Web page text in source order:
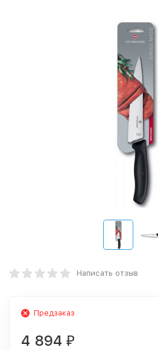
Написать отзыв
Предзаказ
4 894 ₽